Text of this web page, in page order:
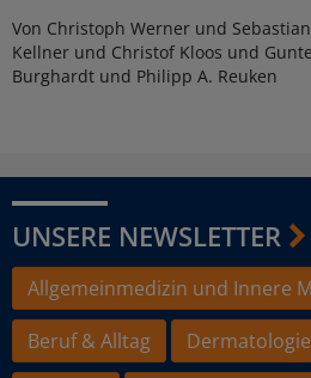
Von Christoph Werner und
Kellner und Christof Kloos und
Burghardt und Philipp A. Reuken
UNSERE NEWSLETTER
Allgemeinmedizin und Innere
Beruf & Alltag
Dermatologie